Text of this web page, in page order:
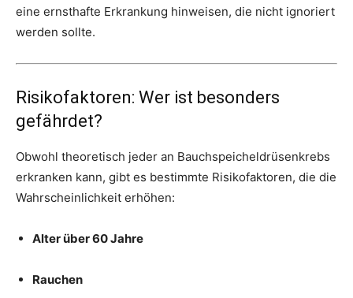
eine ernsthafte Erkrankung hinweisen, die nicht ignoriert
werden sollte.
Risikofaktoren: Wer ist besonders
gefährdet?
Obwohl theoretisch jeder an Bauchspeicheldrüsenkrebs
erkranken kann, gibt es bestimmte Risikofaktoren, die die
Wahrscheinlichkeit erhöhen:
Alter über 60 Jahre
Rauchen